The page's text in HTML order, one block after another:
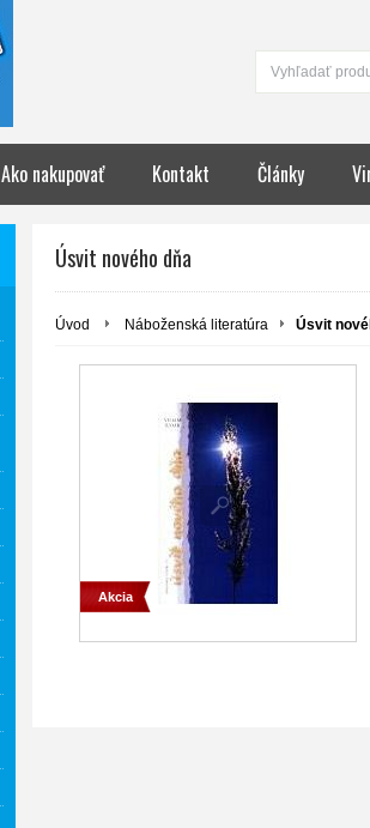
Ako nakupovať Kontakt Články
Úsvit nového dňa
Úvod Náboženská literatúra Úsvit
Akcia